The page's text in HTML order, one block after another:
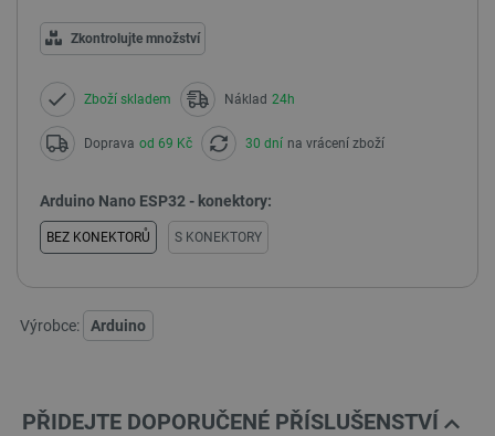
Zkontrolujte množství
Zboží skladem Náklad 24h
Doprava od 69 Kč 30 dní na vrácení zboží
Arduino Nano ESP32 - konektory:
BEZ KONEKTORŮ S KONEKTORY
Výrobce: Arduino
PŘIDEJTE DOPORUČENÉ PŘÍSLUŠENSTVÍ